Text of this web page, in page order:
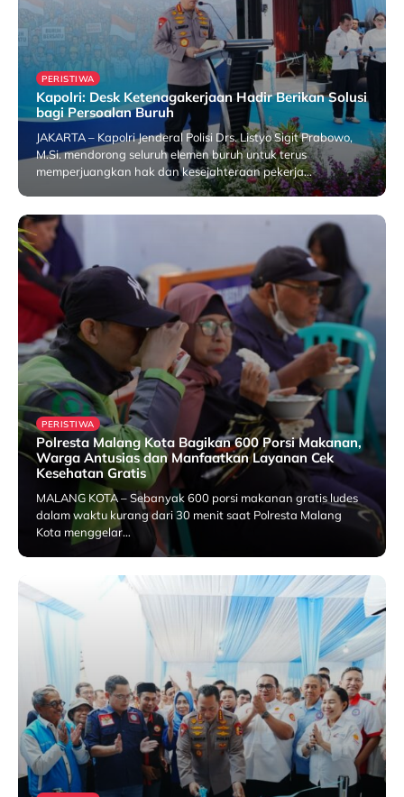
PERISTIWA
Kapolri: Desk Ketenagakerjaan Hadir Berikan Solusi
bagi Persoalan Buruh
JAKARTA – Kapolri Jenderal Polisi Drs. Listyo Sigit Prabowo,
M.Si. mendorong seluruh elemen buruh untuk terus
memperjuangkan hak dan kesejahteraan pekerja…
25 July 2026
PERISTIWA
Polresta Malang Kota Bagikan 600 Porsi Makanan,
Warga Antusias dan Manfaatkan Layanan Cek
Kesehatan Gratis
MALANG KOTA – Sebanyak 600 porsi makanan gratis ludes
dalam waktu kurang dari 30 menit saat Polresta Malang
Kota menggelar…
25 July 2026